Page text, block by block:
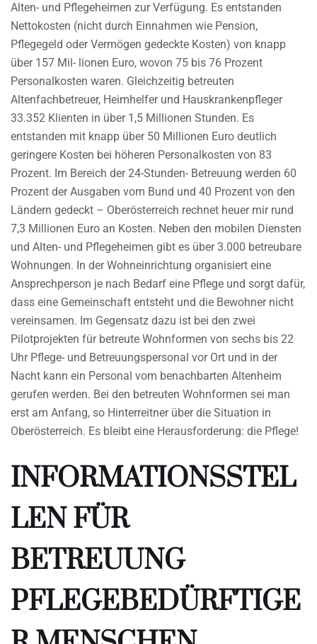
Alten- und Pflegeheimen zur Verfügung. Es entstanden
Nettokosten (nicht durch Einnahmen wie Pension,
Pflegegeld oder Vermögen gedeckte Kosten) von knapp
über 157 Mil- lionen Euro, wovon 75 bis 76 Prozent
Personalkosten waren. Gleichzeitig betreuten
Altenfachbetreuer, Heimhelfer und Hauskrankenpfleger
33.352 Klienten in über 1,5 Millionen Stunden. Es
entstanden mit knapp über 50 Millionen Euro deutlich
geringere Kosten bei höheren Personalkosten von 83
Prozent. Im Bereich der 24-Stunden- Betreuung werden 60
Prozent der Ausgaben vom Bund und 40 Prozent von den
Ländern gedeckt – Oberösterreich rechnet heuer mir rund
7,3 Millionen Euro an Kosten. Neben den mobilen Diensten
und Alten- und Pflegeheimen gibt es über 3.000 betreubare
Wohnungen. In der Wohneinrichtung organisiert eine
Ansprechperson je nach Bedarf eine Pflege und sorgt dafür,
dass eine Gemeinschaft entsteht und die Bewohner nicht
vereinsamen. Im Gegensatz dazu ist bei den zwei
Pilotprojekten für betreute Wohnformen von sechs bis 22
Uhr Pflege- und Betreuungspersonal vor Ort und in der
Nacht kann ein Personal vom benachbarten Altenheim
gerufen werden. Bei den betreuten Wohnformen sei man
erst am Anfang, so Hinterreitner über die Situation in
Oberösterreich. Es bleibt eine Herausforderung: die Pflege!
INFORMATIONSSTEL
LEN FÜR
BETREUUNG
PFLEGEBEDÜRFTIGE